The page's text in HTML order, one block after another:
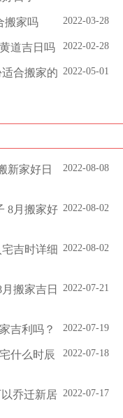
2022-03-28
搬家吗
2022-02-28
道吉日吗
2022-05-01
适合搬家的
2022-08-08
新家好日
2022-08-02
8月搬家好
2022-08-02
吉时详细
2022-07-21
搬家吉日
2022-07-19
吉利吗？
2022-07-18
什么时辰
2022-07-17
乔迁新居